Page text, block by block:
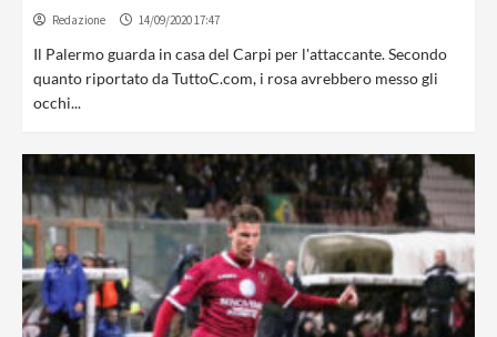
Redazione 14/09/2020 17:47
Il Palermo guarda in casa del Carpi per l'attaccante. Secondo
quanto riportato da TuttoC.com, i rosa avrebbero messo gli
occhi...